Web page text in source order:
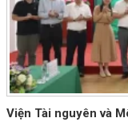
Viện Tài nguyên và